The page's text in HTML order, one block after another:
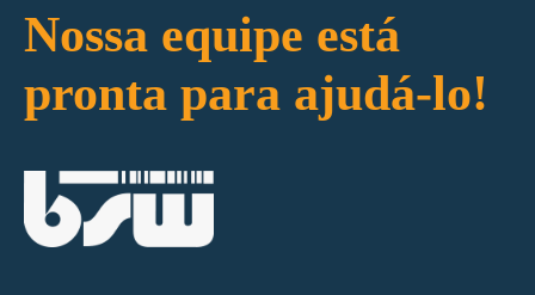
Nossa equipe está
pronta para ajudá-lo!